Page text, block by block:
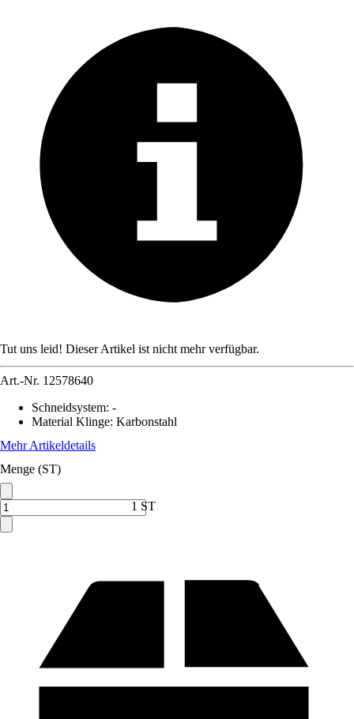
Tut uns leid! Dieser Artikel ist nicht mehr verfügbar.
Art.-Nr. 12578640
Schneidsystem: -
Material Klinge: Karbonstahl
Mehr Artikeldetails
Menge (ST)
1 ST